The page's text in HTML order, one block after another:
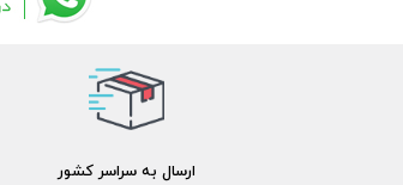
ارسال به سراسر کشور